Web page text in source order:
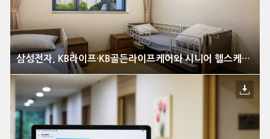
삼성전자, KB라이프·KB골든라이프케어와 시니어 헬스케어 혁신 선도